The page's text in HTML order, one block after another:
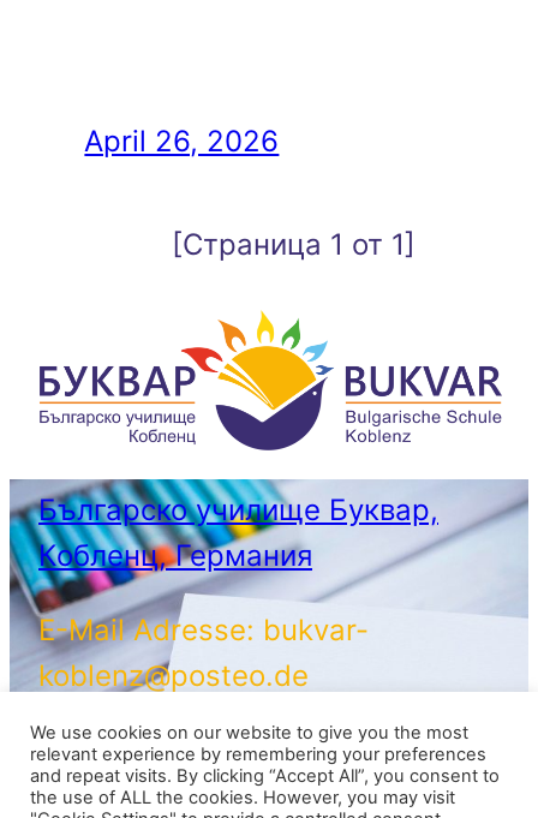
April 26, 2026
[Страница 1 от 1]
Българско училище Буквар,
Кобленц, Германия
E-Mail Adresse: bukvar-
koblenz@posteo.de
С любезното съдействие на
We use cookies on our website to give you the most
relevant experience by remembering your preferences
and repeat visits. By clicking “Accept All”, you consent to
the use of ALL the cookies. However, you may visit